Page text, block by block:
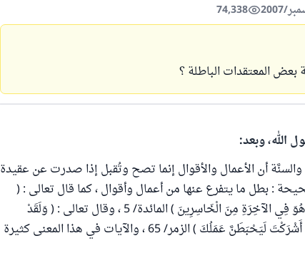
74,338
بعض المعتقدات الباطلة ؟
الله، وبعد:
والسنَّة أن الأعمال والأقوال إنما تصح وتُقبل إذا صدرت عن عقيدة
: بطل ما يتفرع عنها من أعمال وأقوال ، كما قال تعالى : (
وَمَن يَكْفُرْ بِالإِيمَانِ فَقَدْ حَبِطَ عَمَلُهُ وَهُوَ فِي الآخِرَةِ مِنَ الْخَاسِرِينَ ) المائدة/ 5 ، وقال تعالى : ( وَلَقَدْ
أُوحِيَ إِلَيْكَ وَإِلَى الَّذِينَ مِنْ قَبْلِكَ لَئِنْ أَشْرَكْتَ لَيَحْبَطَنَّ عَمَلُكَ ) الزمر/ 65 ، والآيات في هذا المعنى كثيرة